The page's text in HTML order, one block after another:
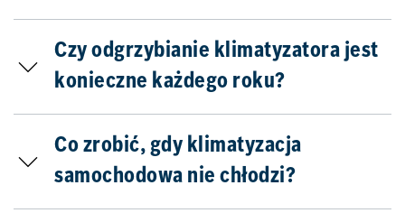
Czy odgrzybianie klimatyzatora jest
konieczne każdego roku?
Co zrobić, gdy klimatyzacja
samochodowa nie chłodzi?